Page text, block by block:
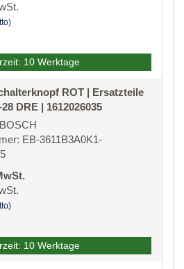
10 Werktage
ROT | Ersatzteile
DRE | 1612026035
EB-3611B3A0K1-
10 Werktage